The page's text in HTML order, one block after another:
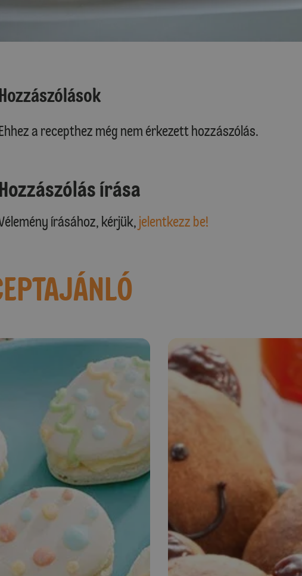
a recepthez még nem érkezett hozzászólás.
Hozzászólás írása
írásához, kérjük, jelentkezz be!